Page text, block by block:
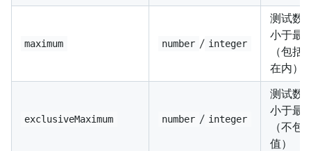
maximum number / integer
测试数
小于最
（包括
在内）
exclusiveMaximum number / integer
测试数
小于最
（不包
值）